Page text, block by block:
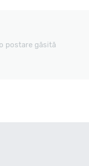
postare găsită